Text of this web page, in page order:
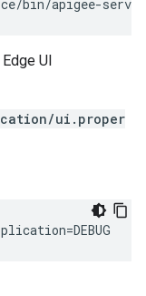
bin/apigee-
UI
ui.proper